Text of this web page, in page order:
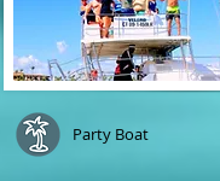
Party Boat